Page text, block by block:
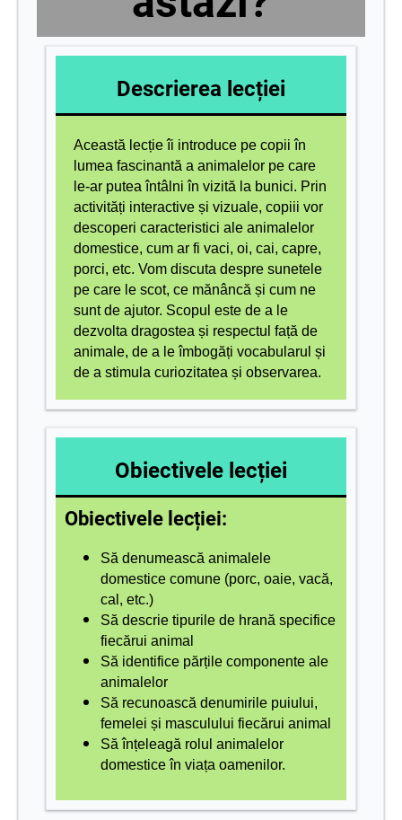
Descrierea lecției
Această lecție îi introduce pe copii în
lumea fascinantă a animalelor pe care
le-ar putea întâlni în vizită la bunici. Prin
activități interactive și vizuale, copiii vor
descoperi caracteristici ale animalelor
domestice, cum ar fi vaci, oi, cai, capre,
porci, etc. Vom discuta despre sunetele
pe care le scot, ce mănâncă și cum ne
sunt de ajutor. Scopul este de a le
dezvolta dragostea și respectul față de
animale, de a le îmbogăți vocabularul și
de a stimula curiozitatea și observarea.
Obiectivele lecției
Obiectivele lecției:
Să denumească animalele
domestice comune (porc, oaie, vacă,
cal, etc.)
Să descrie tipurile de hrană specifice
fiecărui animal
Să identifice părțile componente ale
animalelor
Să recunoască denumirile puiului,
femelei și masculului fiecărui animal
Să înțeleagă rolul animalelor
domestice în viața oamenilor.